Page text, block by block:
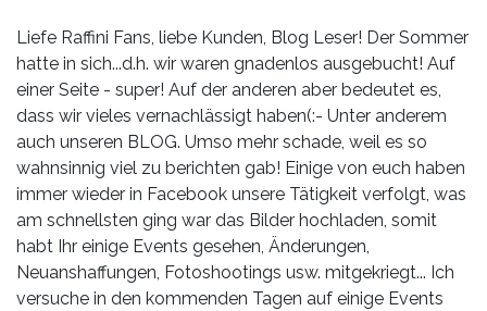
Über
uns
Fotos,
Events
Videos
Referenzen
Blog
Liefe Raffini Fans, liebe Kunden, Blog Leser! Der Sommer
hatte in sich...d.h. wir waren gnadenlos ausgebucht! Auf
einer Seite - super! Auf der anderen aber bedeutet es,
dass wir vieles vernachlässigt haben(:- Unter anderem
auch unseren BLOG. Umso mehr schade, weil es so
wahnsinnig viel zu berichten gab! Einige von euch haben
immer wieder in Facebook unsere Tätigkeit verfolgt, was
am schnellsten ging war das Bilder hochladen, somit
habt Ihr einige Events gesehen, Änderungen,
Neuanshaffungen, Fotoshootings usw. mitgekriegt... Ich
versuche in den kommenden Tagen auf einige Events